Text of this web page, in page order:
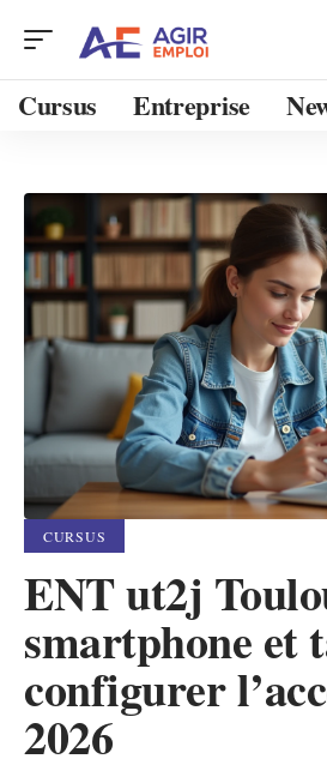
Cursus Entreprise
CURSUS
ENT ut2j
smartphone et
configurer
2026